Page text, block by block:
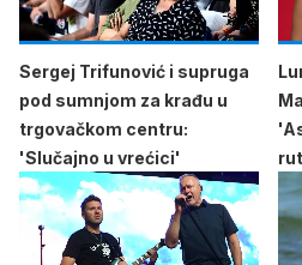
Sergej Trifunović i supruga
pod sumnjom za krađu u
trgovačkom centru:
'Slučajno u vrećici'